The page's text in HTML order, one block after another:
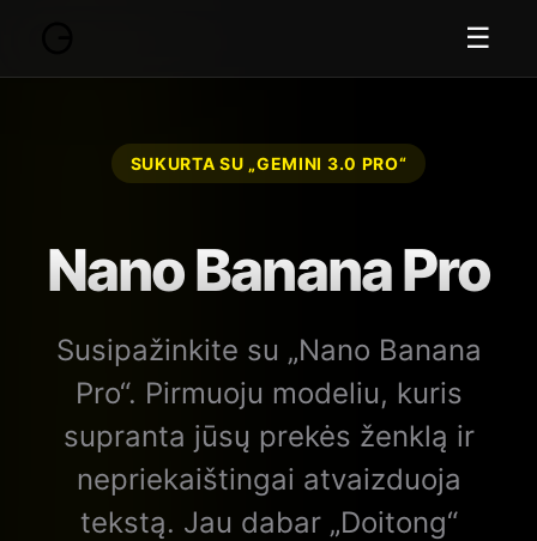
☰
SUKURTA SU „GEMINI 3.0 PRO“
Nano Banana Pro
Susipažinkite su „Nano Banana
Pro“. Pirmuoju modeliu, kuris
supranta jūsų prekės ženklą ir
nepriekaištingai atvaizduoja
tekstą. Jau dabar „Doitong“